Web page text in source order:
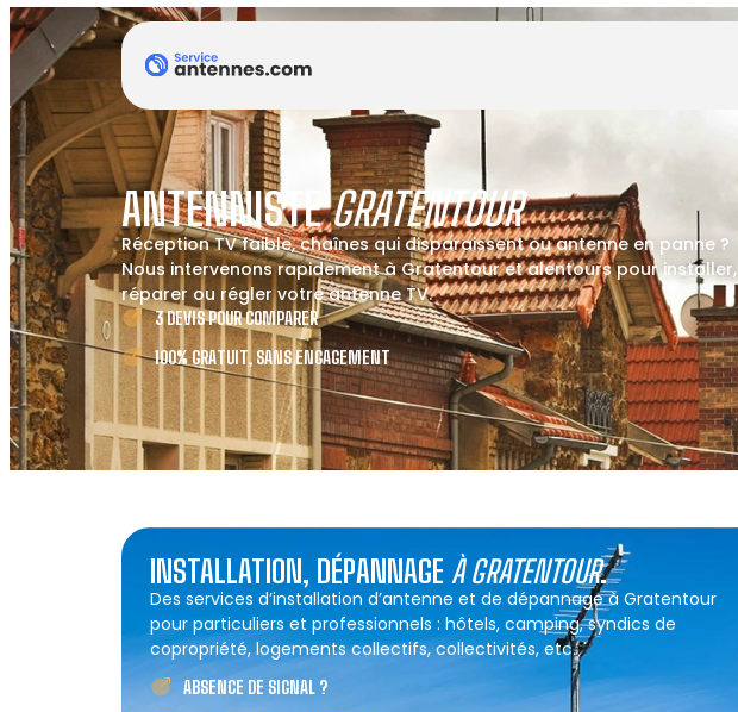
ANTENNISTEGRATENTOUR
Réception TV faible, chaînes qui disparaissent ou antenne en panne ?
Nous intervenons rapidement à Gratentour et alentours pour installer,
réparer ou régler votre antenne TV.
3 DEVIS POUR COMPARER
100% GRATUIT, SANS ENGAGEMENT
INSTALLATION, DÉPANNAGE À GRATENTOUR.
Des services d’installation d’antenne et de dépannage à Gratentour
pour particuliers et professionnels : hôtels, camping, syndics de
copropriété, logements collectifs, collectivités, etc.
ABSENCE DE SIGNAL ?